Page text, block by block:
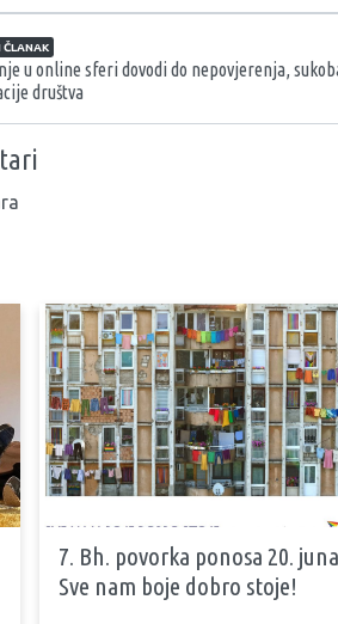
članaka
u online sferi dovodi do nepovjerenja,
društva
7. Bh. povorka ponosa 20.
Sve nam boje dobro stoje!